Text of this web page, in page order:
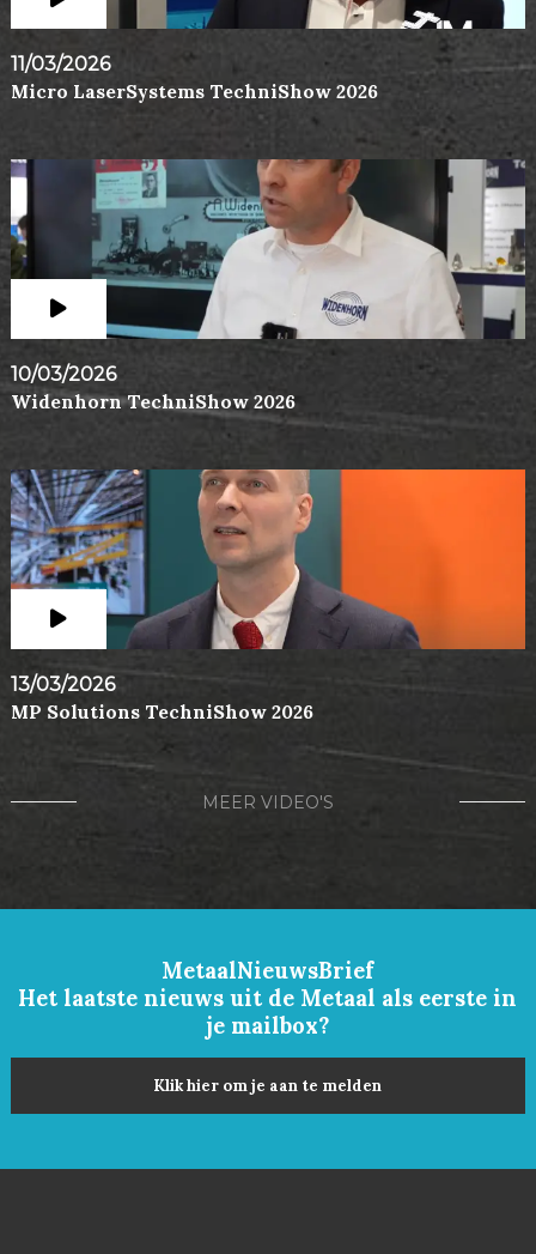
11/03/2026
Micro LaserSystems TechniShow 2026
10/03/2026
Widenhorn TechniShow 2026
13/03/2026
MP Solutions TechniShow 2026
MEER VIDEO'S
MetaalNieuwsBrief
Het laatste nieuws uit de Metaal als eerste in
je mailbox?
Klik hier om je aan te melden